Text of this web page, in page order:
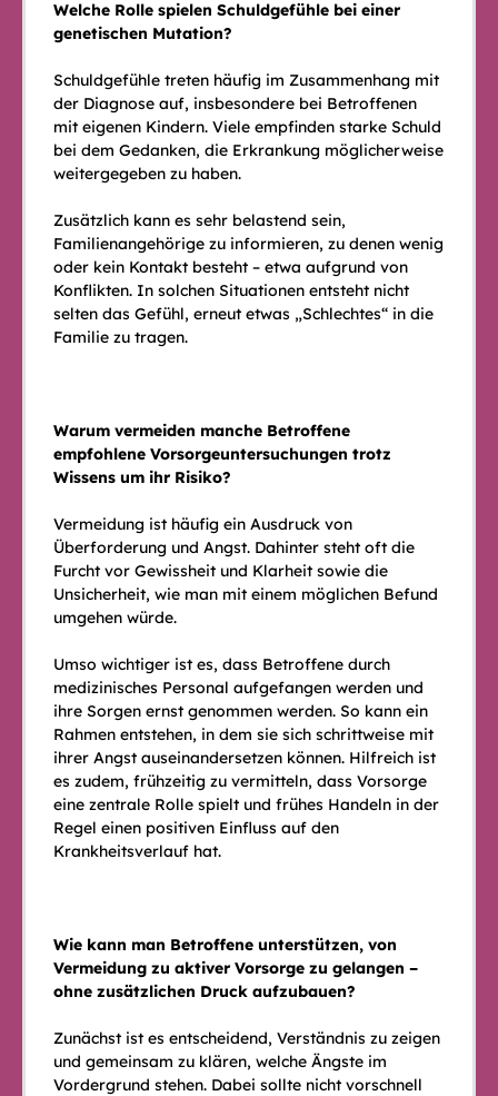
Welche Rolle spielen Schuldgefühle bei einer
genetischen Mutation?
Schuldgefühle treten häufig im Zusammenhang mit
der Diagnose auf, insbesondere bei Betroffenen
mit eigenen Kindern. Viele empfinden starke Schuld
bei dem Gedanken, die Erkrankung möglicherweise
weitergegeben zu haben.
Zusätzlich kann es sehr belastend sein,
Familienangehörige zu informieren, zu denen wenig
oder kein Kontakt besteht – etwa aufgrund von
Konflikten. In solchen Situationen entsteht nicht
selten das Gefühl, erneut etwas „Schlechtes“ in die
Familie zu tragen.
Warum vermeiden manche Betroffene
empfohlene Vorsorgeuntersuchungen trotz
Wissens um ihr Risiko?
Vermeidung ist häufig ein Ausdruck von
Überforderung und Angst. Dahinter steht oft die
Furcht vor Gewissheit und Klarheit sowie die
Unsicherheit, wie man mit einem möglichen Befund
umgehen würde.
Umso wichtiger ist es, dass Betroffene durch
medizinisches Personal aufgefangen werden und
ihre Sorgen ernst genommen werden. So kann ein
Rahmen entstehen, in dem sie sich schrittweise mit
ihrer Angst auseinandersetzen können. Hilfreich ist
es zudem, frühzeitig zu vermitteln, dass Vorsorge
eine zentrale Rolle spielt und frühes Handeln in der
Regel einen positiven Einfluss auf den
Krankheitsverlauf hat.
Wie kann man Betroffene unterstützen, von
Vermeidung zu aktiver Vorsorge zu gelangen –
ohne zusätzlichen Druck aufzubauen?
Zunächst ist es entscheidend, Verständnis zu zeigen
und gemeinsam zu klären, welche Ängste im
Vordergrund stehen. Dabei sollte nicht vorschnell